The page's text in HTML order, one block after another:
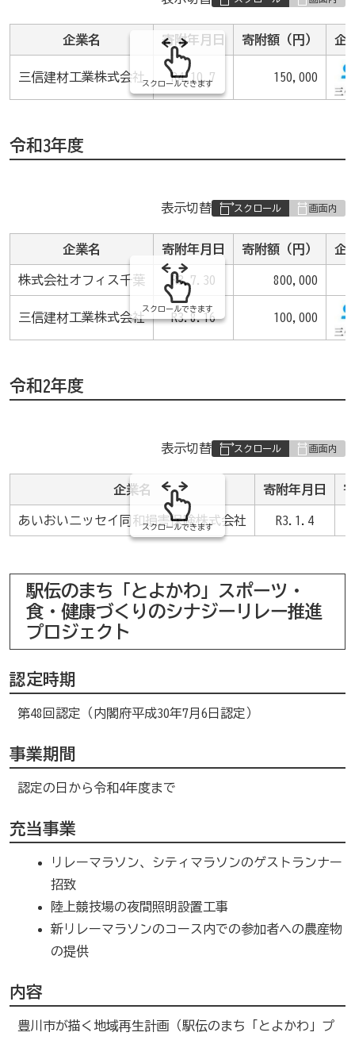
み
の
企業名 寄附年月日 寄附額（円） 企
三信建材工業株式会社 R4.10.7 150,000
スクロールできます
令和3年度
表
み
の
表示切替
企業名 寄附年月日 寄附額（円） 企
株式会社オフィス千葉 R3.7.30 800,000
三信建材工業株式会社 R3.8.16 100,000
スクロールできます
令和2年度
表
み
の
表示切替
企業名 寄附年月日
あいおいニッセイ同和損害保険株式会社 R3.1.4
スクロールできます
駅伝のまち「とよかわ」スポーツ・
食・健康づくりのシナジーリレー推進
プロジェクト
認定時期
第48回認定（内閣府平成30年7月6日認定）
事業期間
認定の日から令和4年度まで
充当事業
リレーマラソン、シティマラソンのゲストランナー
招致
陸上競技場の夜間照明設置工事
新リレーマラソンのコース内での参加者への農産物
の提供
内容
豊川市が描く地域再生計画（駅伝のまち「とよかわ」プ